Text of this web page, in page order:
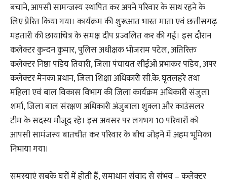
बचाने, आपसी सामन्जस्य स्थापित कर अपने परिवार के साथ रहने के
लिए प्रेरित किया गया। कार्यक्रम की शुरूआत भारत माता एवं छत्तीसगढ़
महतारी की छायाचित्र के समक्ष दीप प्रज्वलित कर की गई। इस दौरान
कलेक्टर कुन्दन कुमार, पुलिस अधीक्षक भोजराम पटेल, अतिरिक्त
कलेक्टर निष्ठा पांडेय तिवारी, जिला पंचायत सीईओ प्रभाकर पांडेय, अपर
कलेक्टर मेनका प्रधान, जिला शिक्षा अधिकारी सी.के. घृतलहरे तथा
महिला एवं बाल विकास विभाग की जिला कार्यक्रम अधिकारी संजुला
शर्मा, जिला बाल संरक्षण अधिकारी अंजुबाला शुक्ला और काउंसलर
टीम के सदस्य मौजूद रहे। इस अवसर पर लगभग 10 परिवारों को
आपसी सामंजस्य बातचीत कर परिवार के बीच जोड़ने में अहम भूमिका
निभाया गया।
समस्याएं सबके घरों में होती हैं, समाधान संवाद से संभव – कलेक्टर